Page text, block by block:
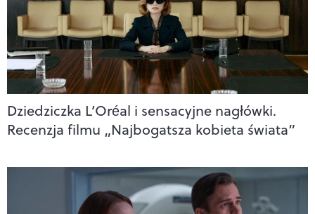
Dziedziczka L’Oréal i sensacyjne nagłówki.
Recenzja filmu „Najbogatsza kobieta świata”